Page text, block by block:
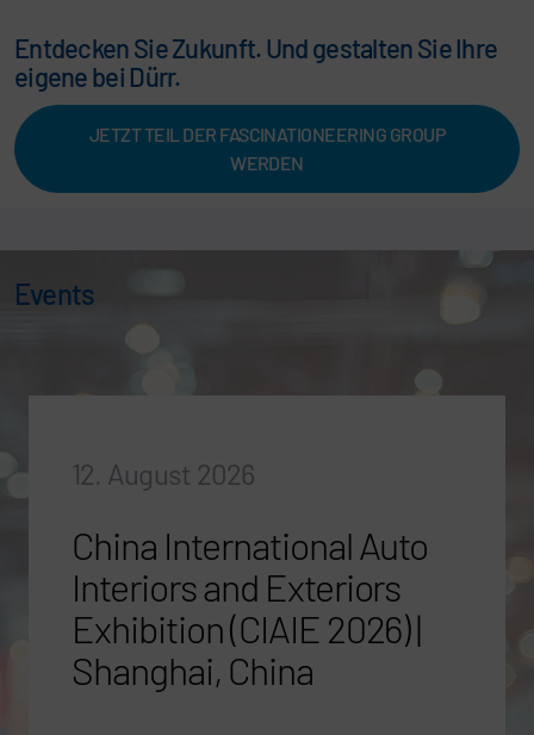
Entdecken Sie Zukunft. Und gestalten Sie Ihre
eigene bei Dürr.
JETZT TEIL DER FASCINATIONEERING GROUP
WERDEN
Events
12. August 2026
China International Auto
Interiors and Exteriors
Exhibition (CIAIE 2026) |
Shanghai, China